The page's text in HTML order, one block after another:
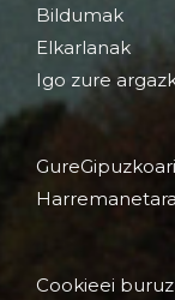
Bildumak
Elkarlanak
Igo zure
Cookieei